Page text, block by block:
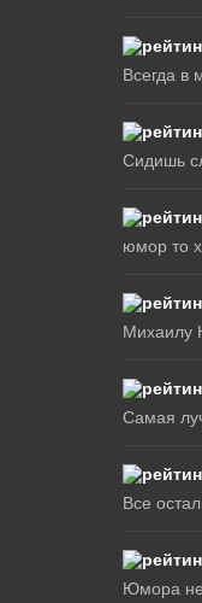
Всегда в
Сидишь
юмор то
Михаилу
Самая
Все
Юмора не